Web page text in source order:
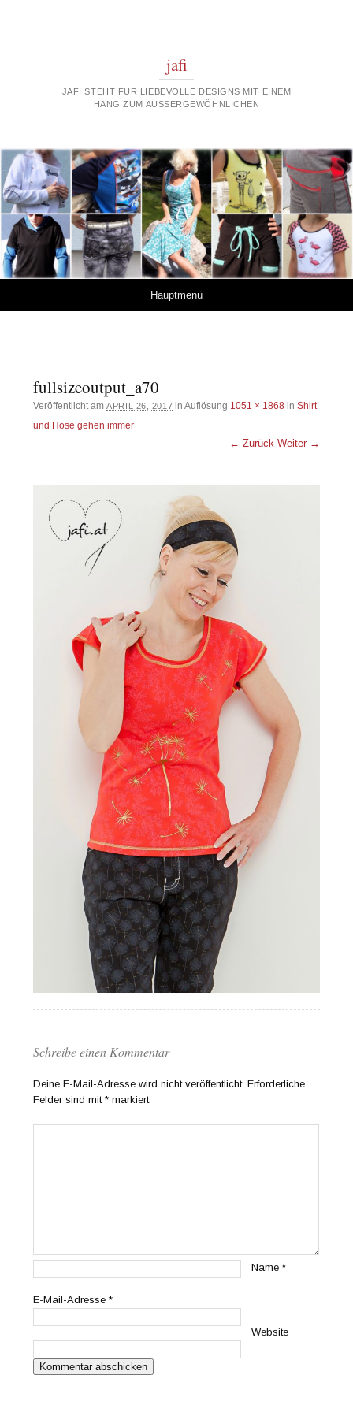
jafi
JAFI STEHT FÜR LIEBEVOLLE DESIGNS MIT EINEM
HANG ZUM AUSSERGEWÖHNLICHEN
Hauptmenü
fullsizeoutput_a70
Veröffentlicht amAPRIL 26, 2017 in Auflösung 1051 × 1868 inShirt
und Hose gehen immer
← Zurück Weiter →
Schreibe einen Kommentar
Deine E-Mail-Adresse wird nicht veröffentlicht. Erforderliche
Felder sind mit* markiert
Name*
E-Mail-Adresse*
Website